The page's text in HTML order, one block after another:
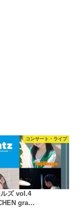
コンサート・ライブ
ズ vol.4
gra…